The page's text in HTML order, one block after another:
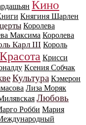
Кино
Княгиня Шарлен
Королева
Максима Королева
Карл III Король
Красота Крисси
Ксения Собчак
Культура Кэмерон
Лиза Моряк
Любовь
Робби Мария